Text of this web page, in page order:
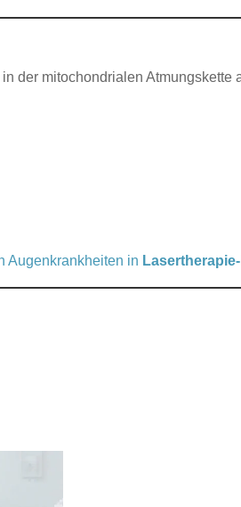
der mitochondrialen Atmungskette
Augenkrankheiten in